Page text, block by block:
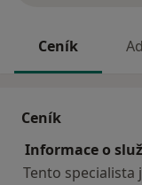
Ceník
Ceník
Informace o
Tento specialista